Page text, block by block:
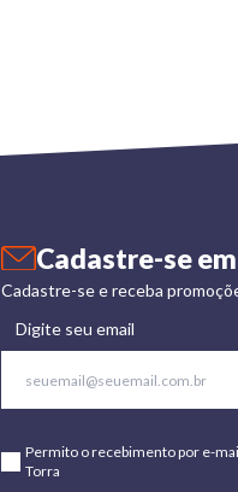
Cadastre-se
Cadastre-se e receba
Digite seu email
Permito o recebimento por e-
Torra